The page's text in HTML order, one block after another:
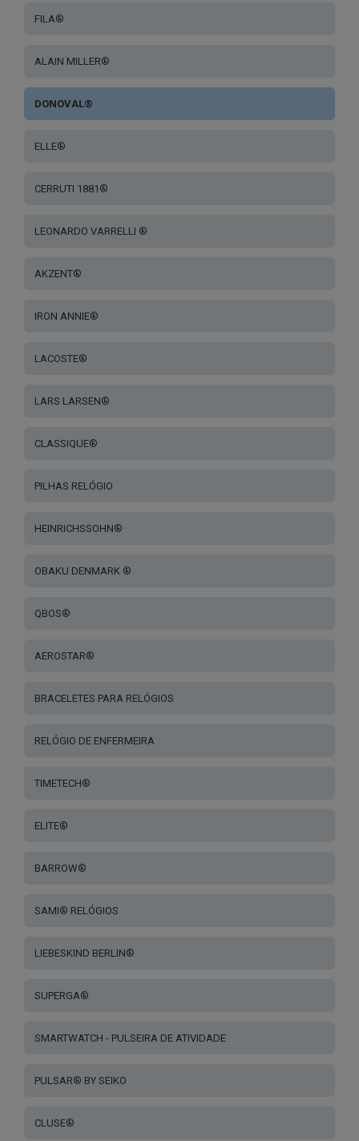
FILA®
ALAIN MILLER®
DONOVAL®
ELLE®
CERRUTI 1881®
LEONARDO VARRELLI ®
AKZENT®
IRON ANNIE®
LACOSTE®
LARS LARSEN®
CLASSIQUE®
PILHAS RELÓGIO
HEINRICHSSOHN®
OBAKU DENMARK ®
QBOS®
AEROSTAR®
BRACELETES PARA RELÓGIOS
RELÓGIO DE ENFERMEIRA
TIMETECH®
ELITE®
BARROW®
SAMI® RELÓGIOS
LIEBESKIND BERLIN®
SUPERGA®
SMARTWATCH - PULSEIRA DE ATIVIDADE
PULSAR® BY SEIKO
CLUSE®